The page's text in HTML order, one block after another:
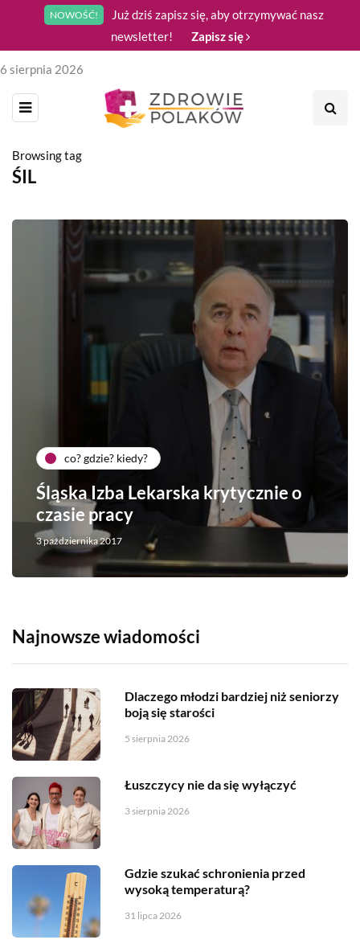
NOWOŚĆ!
Już dziś zapisz się, aby otrzymywać nasz
newsletter!
Zapisz się
6 sierpnia 2026
Browsing tag
ŚIL
co? gdzie? kiedy?
Śląska Izba Lekarska krytycznie o
czasie pracy
3 października 2017
Najnowsze wiadomości
Dlaczego młodzi bardziej niż seniorzy
boją się starości
5 sierpnia 2026
Łuszczycy nie da się wyłączyć
3 sierpnia 2026
Gdzie szukać schronienia przed
wysoką temperaturą?
31 lipca 2026